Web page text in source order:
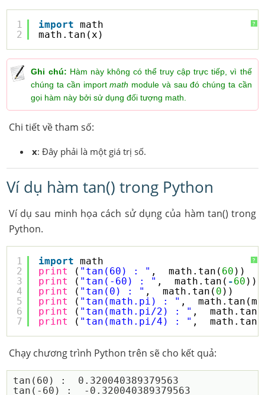
?
1
2
import
math
math.tan(x)
Ghi chú: Hàm này không có thể truy cập trực tiếp, vì thế
chúng ta cần importmath module và sau đó chúng ta cần
gọi hàm này bởi sử dụng đối tượng math.
Chi tiết về tham số:
x: Đây phải là một giá trị số.
Ví dụ hàm tan() trong Python
Ví dụ sau minh họa cách sử dụng của hàm tan() trong
Python.
?
1
2
3
4
5
6
7
import
math
print
( "tan(60) : " ,  math.tan( 60 ))
print
( "tan(-60) : " ,  math.tan( -60 ))
print
( "tan(0) : " ,  math.tan( 0 ))
print
( "tan(math.pi) : " ,
print
( "tan(math.pi/2) : " ,
print
( "tan(math.pi/4) : " ,
Chạy chương trình Python trên sẽ cho kết quả:
tan(60) :  0.320040389379563
tan(-60) :  -0.320040389379563